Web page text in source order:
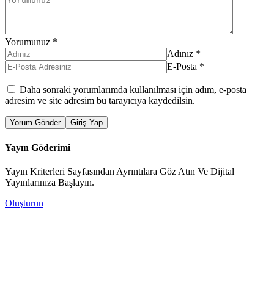
Yorumunuz *
Adınız *
E-Posta *
Daha sonraki yorumlarımda kullanılması için adım, e-posta
adresim ve site adresim bu tarayıcıya kaydedilsin.
Yorum Gönder Giriş Yap
Yayın Göderimi
Yayın Kriterleri Sayfasından Ayrıntılara Göz Atın Ve Dijital
Yayınlarınıza Başlayın.
Oluşturun